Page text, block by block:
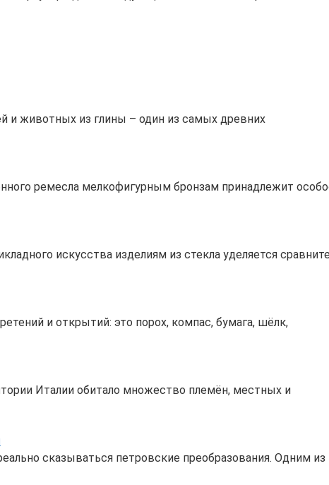
и животных из глины – один из самых древних
ремесла мелкофигурным бронзам принадлежит
искусства изделиям из стекла уделяется
и открытий: это порох, компас, бумага, шёлк,
Италии обитало множество племён, местных и
сказываться петровские преобразования. Одним